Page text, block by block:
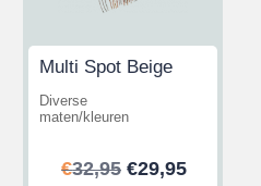
Multi Spot Beige
Diverse
maten/kleuren
€32,95 Ursprünglicher
€29,95Aktueller